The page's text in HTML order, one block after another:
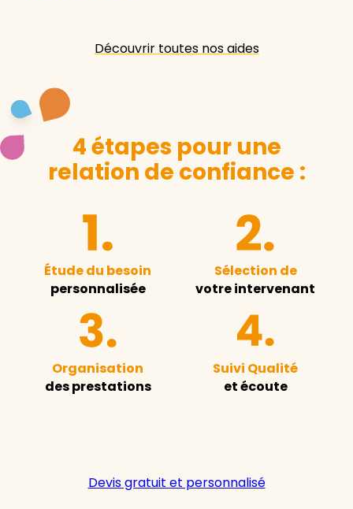
Découvrir toutes nos aides
4 étapes pour une
relation de confiance :
Étude du besoin
personnalisée
Sélection de
votre intervenant
Organisation
des prestations
Suivi Qualité
et écoute
Devis gratuit et personnalisé